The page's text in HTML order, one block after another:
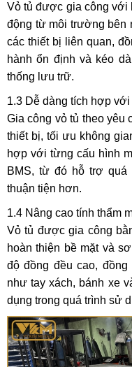
Vỏ tủ được gia công với
động từ môi trường bên
các thiết bị liên quan,
hành ổn định và kéo
thống lưu trữ.
1.3 Dễ dàng tích hợp
Gia công vỏ tủ theo yêu
thiết bị, tối ưu không
hợp với từng cấu hình
BMS, từ đó hỗ trợ quá
thuận tiện hơn.
1.4 Nâng cao tính thẩm
Vỏ tủ được gia công
hoàn thiện bề mặt và
độ đồng đều cao,
như tay xách, bánh xe
dụng trong quá trình sử